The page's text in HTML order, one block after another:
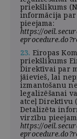
priekšlikums
informācija
pieejama:
https://
23. Eiropas
priekšlikums
Direktīvai par
jāievieš, lai
izmantošanu
legalizēšanai
atceļ Direktīvu
Detalizēta
virzību
https://